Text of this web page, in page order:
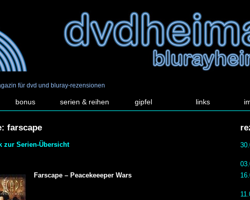
für dvd und bluray-rezensionen
bonus serien & reihen gipfel links
farscape
zur Serien-Übersicht
Farscape – Peacekeeeper Wars